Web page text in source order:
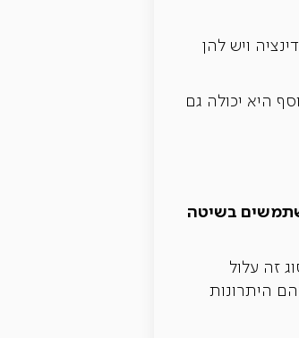
ויש להן
היא יכולה גם
בשיטה
זה עלול
היתרונות